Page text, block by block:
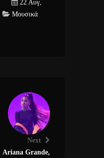
22 Αυγ,
Μουσικά
Next
Ariana Grande,